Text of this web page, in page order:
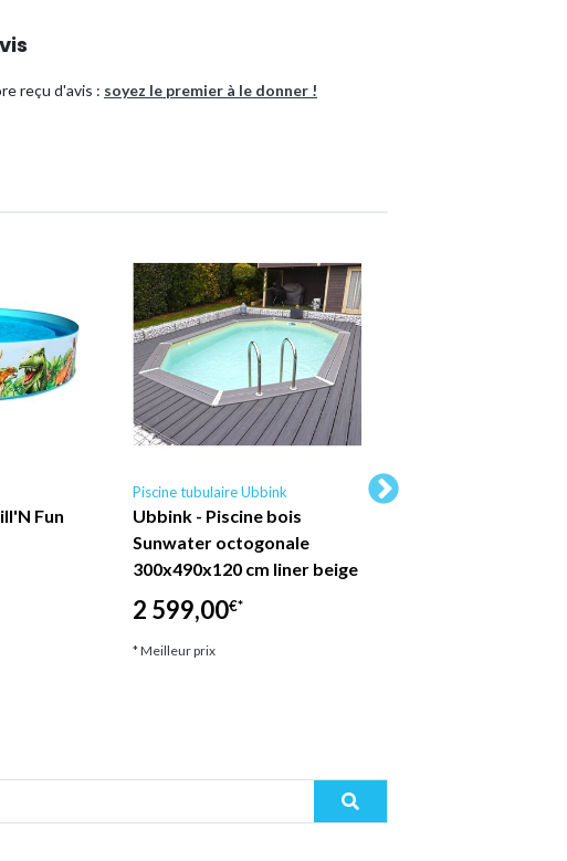
à la corrosion
reçu d'avis : soyez le premier à le donner !
Fun
Piscine tubulaire Ubbink
Ubbink - Piscine bois
Sunwater octogonale
300x490x120 cm liner beige
2 599,00€*
* Meilleur prix